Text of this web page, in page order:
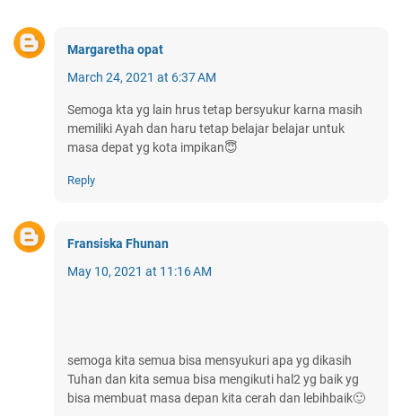
Margaretha opat
March 24, 2021 at 6:37 AM
Semoga kta yg lain hrus tetap bersyukur karna masih
memiliki Ayah dan haru tetap belajar belajar untuk
masa depat yg kota impikan😇
Reply
Fransiska Fhunan
May 10, 2021 at 11:16 AM
semoga kita semua bisa mensyukuri apa yg dikasih
Tuhan dan kita semua bisa mengikuti hal2 yg baik yg
bisa membuat masa depan kita cerah dan lebihbaik🙂